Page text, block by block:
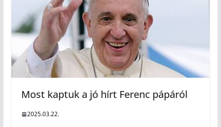
Most kaptuk a jó hírt Ferenc pápáról
2025.03.22.